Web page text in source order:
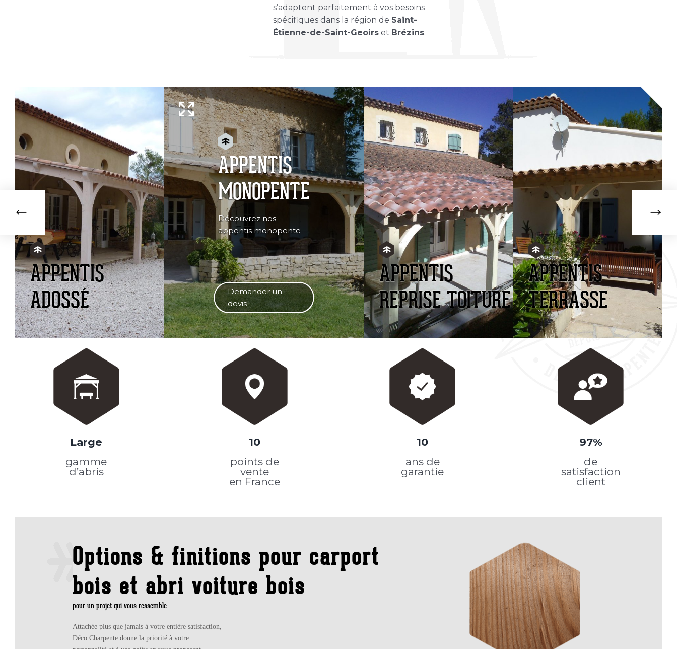
s’adaptent parfaitement à vos besoins
spécifiques dans la région de Saint-
Étienne-de-Saint-Geoirs et Brézins.
APPENTIS
ADOSSÉ
APPENTIS
MONOPENTE
Découvrez nos
appentis monopente
Demander un
devis
APPENTIS
REPRISE TOITURE
APPENTIS
TERRASSE
Large
gamme
d’abris
10
points de
vente
en France
10
ans de
garantie
97%
de
satisfaction
client
Options & finitions pour carport
bois et abri voiture bois
pour un projet qui vous ressemble
Attachée plus que jamais à votre entière satisfaction,
Déco Charpente donne la priorité à votre